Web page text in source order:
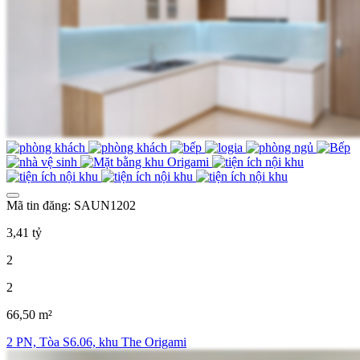
Mã tin đăng: SAUN1202
3,41 tỷ
2
2
66,50 m²
2 PN, Tòa S6.06, khu The Origami